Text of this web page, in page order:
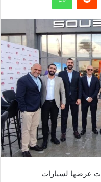
عرضها لسيارات